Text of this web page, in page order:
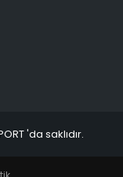
'da saklıdır.